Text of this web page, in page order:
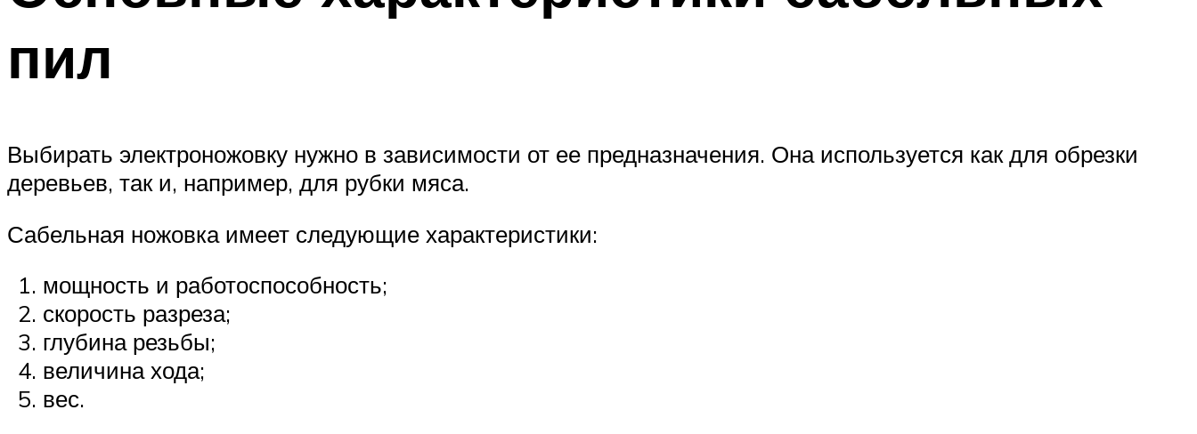
пил
Выбирать электроножовку нужно в зависимости от ее предназначения. Она используется как для обрезки
деревьев, так и, например, для рубки мяса.
Сабельная ножовка имеет следующие характеристики:
мощность и работоспособность;
скорость разреза;
глубина резьбы;
величина хода;
вес.